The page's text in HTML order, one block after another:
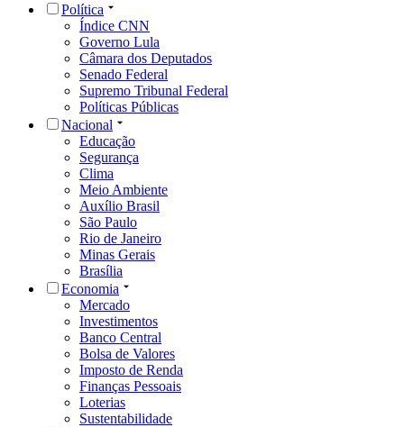
Política
Índice CNN
Governo Lula
Câmara dos Deputados
Senado Federal
Supremo Tribunal Federal
Políticas Públicas
Nacional
Educação
Segurança
Clima
Meio Ambiente
Auxílio Brasil
São Paulo
Rio de Janeiro
Minas Gerais
Brasília
Economia
Mercado
Investimentos
Banco Central
Bolsa de Valores
Imposto de Renda
Finanças Pessoais
Loterias
Sustentabilidade